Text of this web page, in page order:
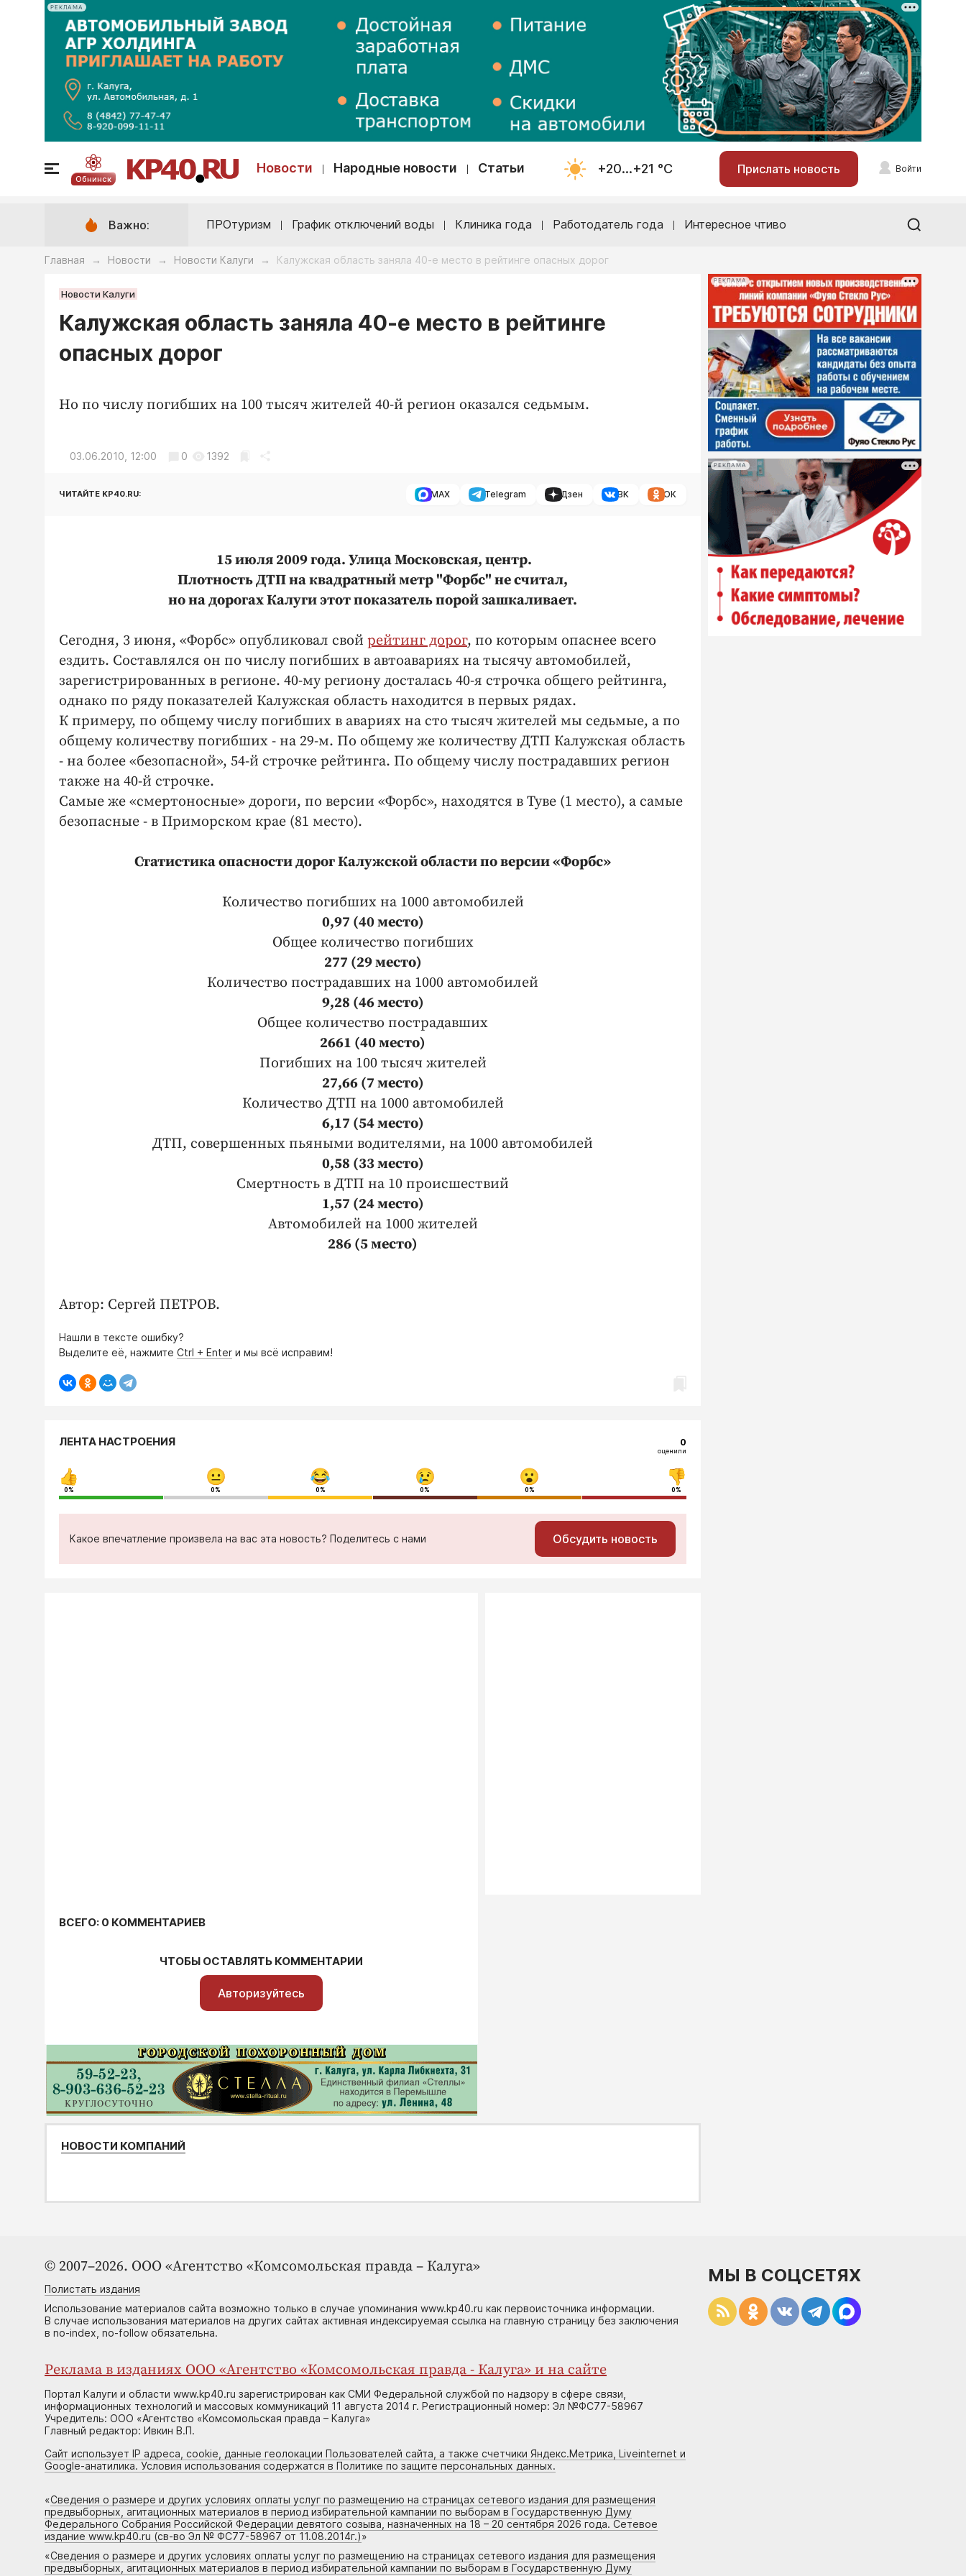
РЕКЛАМА
Обнинск
Новости Народные новости Статьи +20...+21 °С Прислать новость Войти
Важно: ПРОтуризм График отключений воды Клиника года Работодатель года Интересное чтиво
Главная → Новости → Новости Калуги → Калужская область заняла 40-е место в рейтинге опасных дорог
Новости Калуги
Калужская область заняла 40-е место в рейтинге
опасных дорог
Но по числу погибших на 100 тысяч жителей 40-й регион оказался седьмым.
03.06.2010, 12:00 0 1392
ЧИТАЙТЕ KP40.RU: MAX Telegram Дзен ВК ОК
15 июля 2009 года. Улица Московская, центр.
Плотность ДТП на квадратный метр "Форбс" не считал,
но на дорогах Калуги этот показатель порой зашкаливает.
Сегодня, 3 июня, «Форбс» опубликовал свой рейтинг дорог, по которым опаснее всего
ездить. Составлялся он по числу погибших в автоавариях на тысячу автомобилей,
зарегистрированных в регионе. 40-му региону досталась 40-я строчка общего рейтинга,
однако по ряду показателей Калужская область находится в первых рядах.
К примеру, по общему числу погибших в авариях на сто тысяч жителей мы седьмые, а по
общему количеству погибших - на 29-м. По общему же количеству ДТП Калужская область
- на более «безопасной», 54-й строчке рейтинга. По общему числу пострадавших регион
также на 40-й строчке.
Самые же «смертоносные» дороги, по версии «Форбс», находятся в Туве (1 место), а самые
безопасные - в Приморском крае (81 место).
Статистика опасности дорог Калужской области по версии «Форбс»
Количество погибших на 1000 автомобилей
0,97 (40 место)
Общее количество погибших
277 (29 место)
Количество пострадавших на 1000 автомобилей
9,28 (46 место)
Общее количество пострадавших
2661 (40 место)
Погибших на 100 тысяч жителей
27,66 (7 место)
Количество ДТП на 1000 автомобилей
6,17 (54 место)
ДТП, совершенных пьяными водителями, на 1000 автомобилей
0,58 (33 место)
Смертность в ДТП на 10 происшествий
1,57 (24 место)
Автомобилей на 1000 жителей
286 (5 место)
Автор: Сергей ПЕТРОВ.
Нашли в тексте ошибку?
Выделите её, нажмите Ctrl + Enter и мы всё исправим!
РЕКЛАМА
РЕКЛАМА
ЛЕНТА НАСТРОЕНИЯ 0
оценили
0% 0% 0% 0% 0% 0%
Какое впечатление произвела на вас эта новость? Поделитесь с нами Обсудить новость
ВСЕГО: 0 КОММЕНТАРИЕВ
ЧТОБЫ ОСТАВЛЯТЬ КОММЕНТАРИИ
Авторизуйтесь
НОВОСТИ КОМПАНИЙ
© 2007–2026. ООО «Агентство «Комсомольская правда – Калуга»
Полистать издания
Использование материалов сайта возможно только в случае упоминания www.kp40.ru как первоисточника информации.
В случае использования материалов на других сайтах активная индексируемая ссылка на главную страницу без заключения
в no-index, no-follow обязательна.
Реклама в изданиях ООО «Агентство «Комсомольская правда - Калуга» и на сайте
Портал Калуги и области www.kp40.ru зарегистрирован как СМИ Федеральной службой по надзору в сфере связи,
информационных технологий и массовых коммуникаций 11 августа 2014 г. Регистрационный номер: Эл №ФС77-58967
Учредитель: ООО «Агентство «Комсомольская правда – Калуга»
Главный редактор: Ивкин В.П.
Сайт использует IP адреса, cookie, данные геолокации Пользователей сайта, а также счетчики Яндекс.Метрика, Liveinternet и
Google-анатилика. Условия использования содержатся в Политике по защите персональных данных.
«Сведения о размере и других условиях оплаты услуг по размещению на страницах сетевого издания для размещения
предвыборных, агитационных материалов в период избирательной кампании по выборам в Государственную Думу
Федерального Собрания Российской Федерации девятого созыва, назначенных на 18 – 20 сентября 2026 года. Сетевое
издание www.kp40.ru (св-во Эл № ФС77-58967 от 11.08.2014г.)»
«Сведения о размере и других условиях оплаты услуг по размещению на страницах сетевого издания для размещения
предвыборных, агитационных материалов в период избирательной кампании по выборам в Государственную Думу
МЫ В СОЦСЕТЯХ